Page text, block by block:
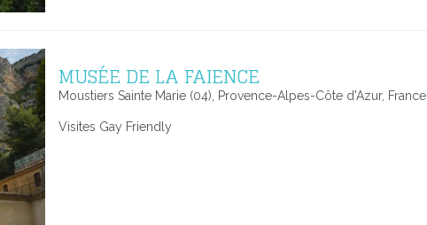
MUSÉE DE LA FAIENCE
Moustiers Sainte Marie (04), Provence-Alpes-Côte d'Azur, France
Visites Gay Friendly